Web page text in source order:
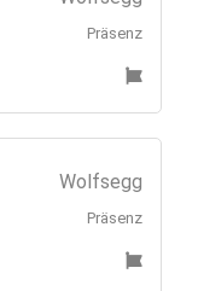
Präsenz
Wolfsegg
Präsenz